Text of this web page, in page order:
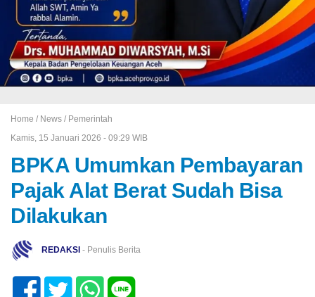
Home / News / Pemerintah
Kamis, 15 Januari 2026 - 09:29 WIB
BPKA Umumkan Pembayaran
Pajak Alat Berat Sudah Bisa
Dilakukan
REDAKSI - Penulis Berita